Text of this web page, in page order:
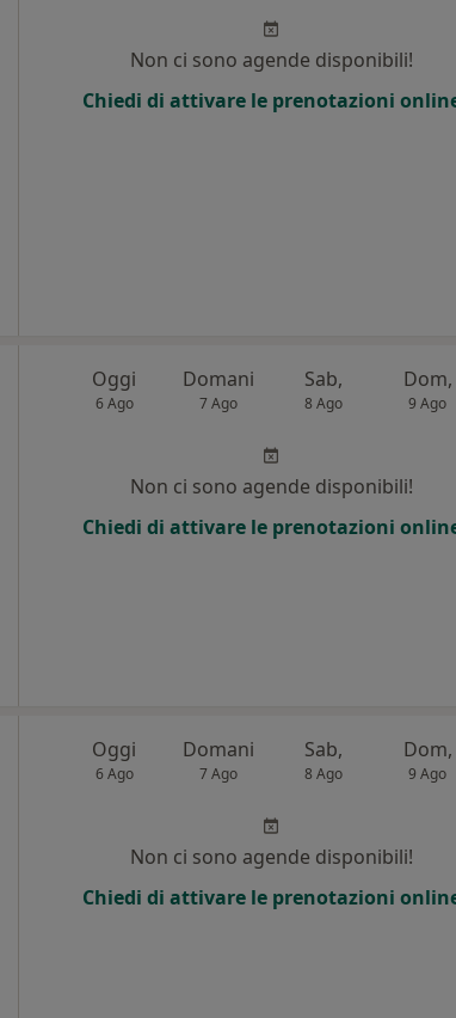
Non ci sono agende disponibili!
Chiedi di attivare le prenotazioni
Oggi
6 Ago
Domani
7 Ago
Sab,
8 Ago
Dom,
9 Ago
Non ci sono agende disponibili!
Chiedi di attivare le prenotazioni
Oggi
6 Ago
Domani
7 Ago
Sab,
8 Ago
Dom,
9 Ago
Non ci sono agende disponibili!
Chiedi di attivare le prenotazioni